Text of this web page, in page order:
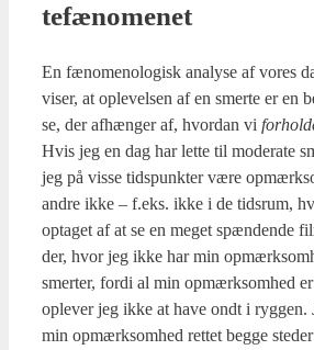
te­fæ­no­me­net
En fæno­meno­lo­gisk ana­ly­se af vores
viser, at ople­vel­sen af en smer­te er en
se, der afhæn­ger af, hvor­dan vi
Hvis jeg en dag har let­te til mode­ra­te
jeg på vis­se tids­punk­ter være
andre ikke – f.eks. ikke i de tids­rum,
opta­get af at se en meget spæn­den­de
der, hvor jeg ikke har min
smer­ter, for­di al min opmærk­som­hed
ople­ver jeg ikke at have ondt i ryg­gen.
min opmærk­som­hed ret­tet beg­ge